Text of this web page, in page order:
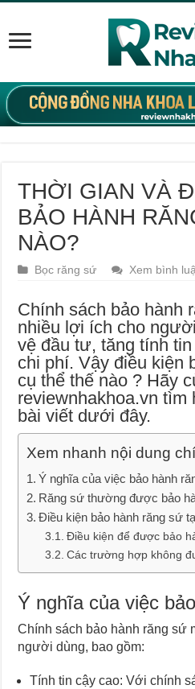
THỜI GIAN VÀ
BẢO HÀNH
NÀO?
Bọc răng sứ Xem bình
Chính sách bảo hành
nhiều lợi ích cho
vệ đầu tư, tăng tính
chi phí. Vậy điều kiện
cụ thể thế nào ? Hãy
reviewnhakhoa.vn tìm
bài viết dưới đây.
Xem nhanh nội dung
Ý nghĩa của việc bảo hành
Răng sứ thường được bảo
Điều kiện bảo hành răng sứ
Điều kiện để được bảo
Các trường hợp không
Ý nghĩa của việc
Chính sách bảo hành răng sứ
người dùng, bao gồm:
Tính tin cậy cao: Với chính